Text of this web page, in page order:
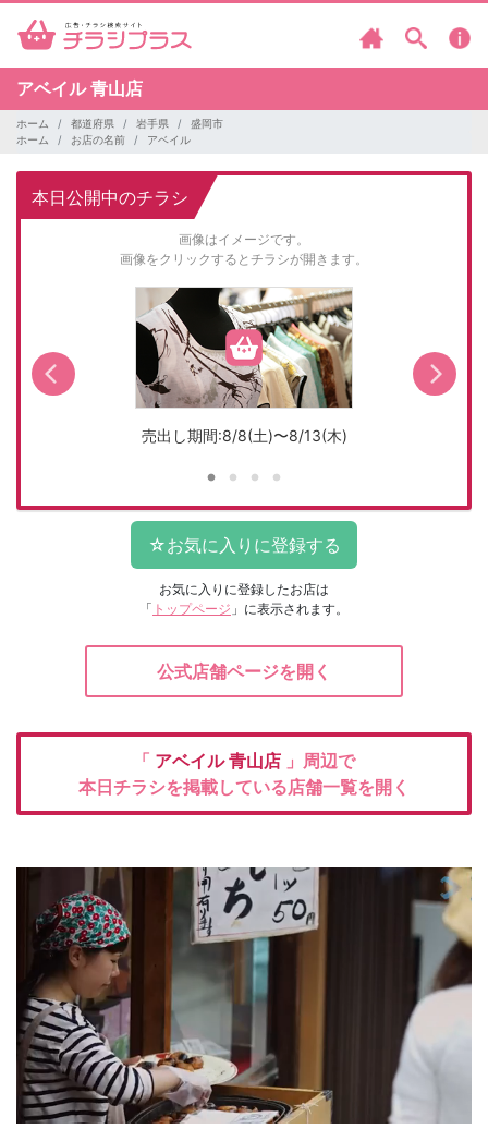
アベイル青山店
ホーム 都道府県 岩手県
盛岡市
ホーム
お店の名前 アベイル
本日公開中のチラシ
画像はイメージです。
画像をクリックするとチラシが開きます。
売出し期間:8/8(土)〜8/13(木)
お気に入りに登録したお店は
「 トップページ 」に表示されます。
公式店舗ページを開く
「 アベイル青山店 」周辺で
本日チラシを掲載している店舗一覧を開く